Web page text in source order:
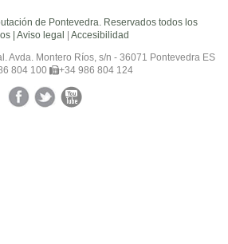
de Pontevedra. Reservados todos los
| Aviso legal | Accesibilidad
Avda. Montero Ríos, s/n - 36071 Pontevedra ES
804 100
+34 986 804 124
FacebookTwitterYouTube